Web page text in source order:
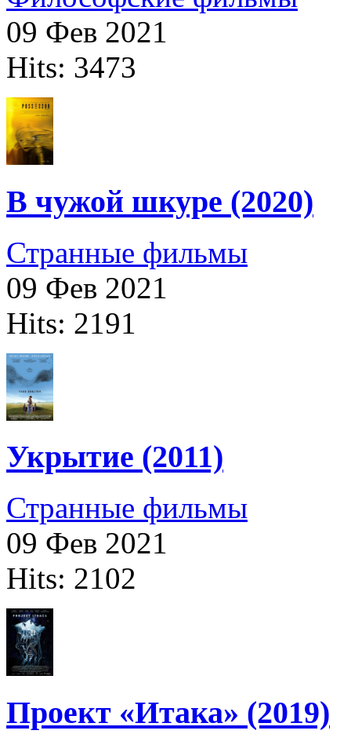
09 Фев 2021
Hits: 3473
В чужой шкуре (2020)
Странные фильмы
09 Фев 2021
Hits: 2191
Укрытие (2011)
Странные фильмы
09 Фев 2021
Hits: 2102
Проект «Итака» (2019)